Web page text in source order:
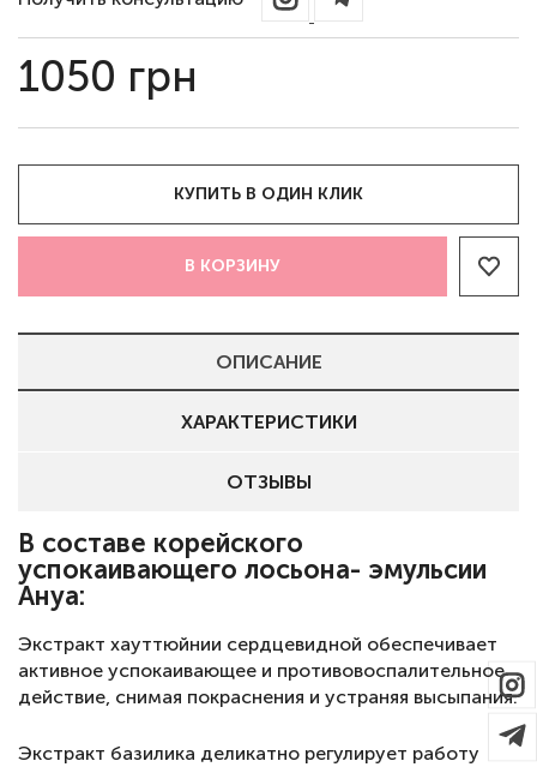
1050 грн
КУПИТЬ В ОДИН КЛИК
В КОРЗИНУ
ОПИСАНИЕ
ХАРАКТЕРИСТИКИ
ОТЗЫВЫ
В составе корейского
успокаивающего лосьона- эмульсии
Ануа:
Экстракт хауттюйнии сердцевидной обеспечивает
активное успокаивающее и противовоспалительное
действие, снимая покраснения и устраняя высыпания.
Экстракт базилика деликатно регулирует работу